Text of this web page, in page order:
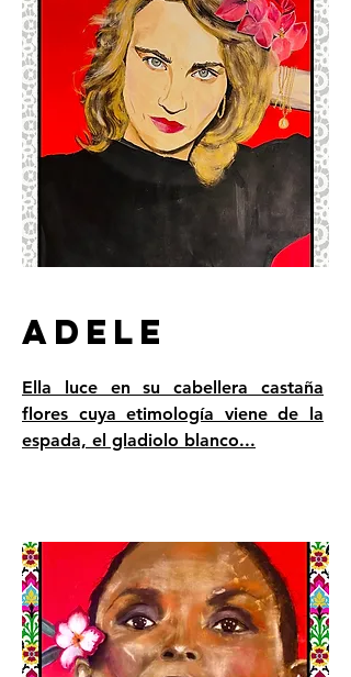
ADELE
Ella luce en su cabellera castaña
flores cuya etimología viene de la
espada, el gladiolo blanco...